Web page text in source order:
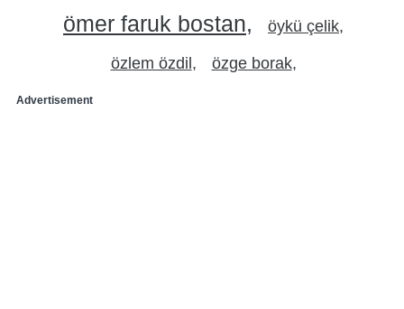
ömer faruk bostan
öykü çelik
özlem özdil özge borak
Advertisement